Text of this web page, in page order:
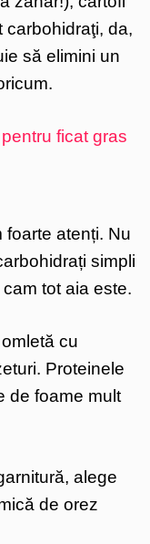
carbohidraţi, da,
să elimini un
ficat gras
foarte atenți. Nu
simpli
tot aia este.
cu
Proteinele
de foame mult
alege
de orez